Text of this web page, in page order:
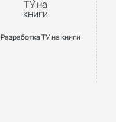
Разработка ТУ на книги